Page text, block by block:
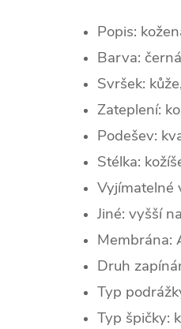
Popis:
Barva:
Svršek: kůž
Zateplení:
Podešev:
Stélka:
Vyjímatelné
Jiné: vyšší
Membrána:
Druh
Typ
Typ špičky: